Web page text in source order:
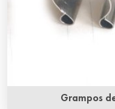
Grampos